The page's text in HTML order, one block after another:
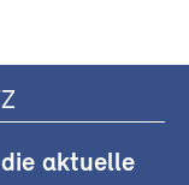
aktuelle